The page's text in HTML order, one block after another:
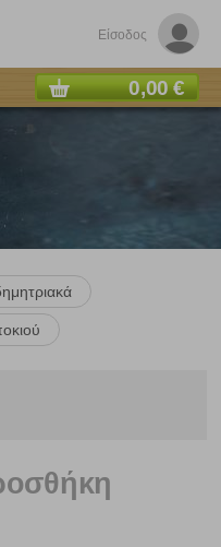
Είσοδος
0,00 €